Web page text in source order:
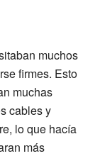
muchos
firmes. Esto
muchas
cables y
lo que hacía
más